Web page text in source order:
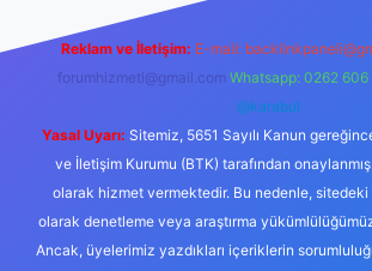
Reklam ve İletişim: E-mail:
forumhizmeti@gmail.com Whatsapp: 0262 606
@karabul
Yasal Uyarı: Sitemiz, 5651 Sayılı Kanun
ve İletişim Kurumu (BTK) tarafından onaylanmış
olarak hizmet vermektedir. Bu nedenle,
olarak denetleme veya araştırma
Ancak, üyelerimiz yazdıkları içeriklerin